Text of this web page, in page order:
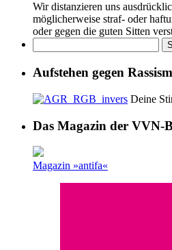
Wir distanzieren uns
möglicherweise straf- oder
oder gegen die guten Sitten
Aufstehen gegen
Deine
Das Magazin der VVN-
Magazin »antifa«